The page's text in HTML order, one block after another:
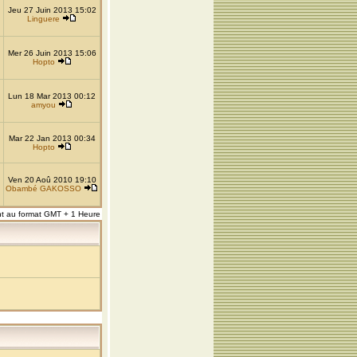
Jeu 27 Juin 2013 15:02
Linguere
Mer 26 Juin 2013 15:06
Hopto
Lun 18 Mar 2013 00:12
amyou
Mar 22 Jan 2013 00:34
Hopto
Ven 20 Aoû 2010 19:10
Obambé GAKOSSO
au format GMT + 1 Heure